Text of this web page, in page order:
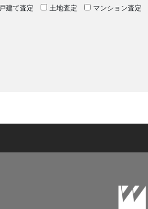
戸建て査定 土地査定 マンション査定